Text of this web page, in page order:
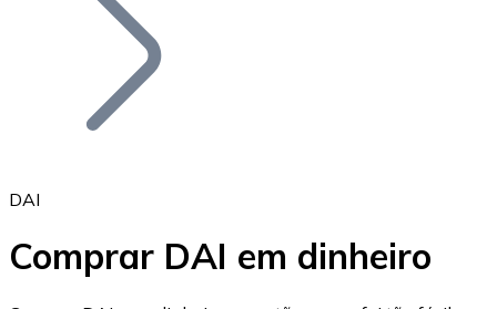
DAI
Comprar DAI em dinheiro